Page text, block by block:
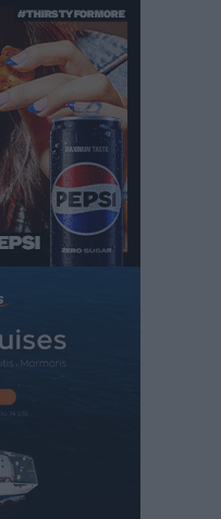
επαγγελματίες
μου είναι το
προσκύνημα στην ιερά
όταν ο ιδιοκτήτης